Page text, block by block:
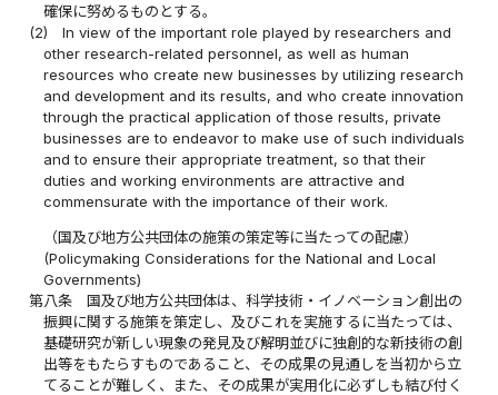
確保に努めるものとする。
(2)
In view of the important role played by researchers and
other research-related personnel, as well as human
resources who create new businesses by utilizing research
and development and its results, and who create innovation
through the practical application of those results, private
businesses are to endeavor to make use of such individuals
and to ensure their appropriate treatment, so that their
duties and working environments are attractive and
commensurate with the importance of their work.
（国及び地方公共団体の施策の策定等に当たっての配慮）
(Policymaking Considerations for the National and Local
Governments)
第八条
国及び地方公共団体は、科学技術・イノベーション創出の
振興に関する施策を策定し、及びこれを実施するに当たっては、
基礎研究が新しい現象の発見及び解明並びに独創的な新技術の創
出等をもたらすものであること、その成果の見通しを当初から立
てることが難しく、また、その成果が実用化に必ずしも結び付く